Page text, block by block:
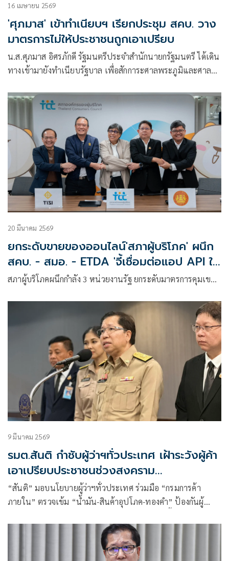
16 เมษายน 2569
'ศุภมาส' เข้าทำเนียบฯ เรียกประชุม สคบ. วาง
มาตรการไม่ให้ประชาชนถูกเอาเปรียบ
น.ส.ศุภมาส อิศรภักดี รัฐมนตรีประจำสำนักนายกรัฐมนตรี ได้เดิน
ทางเข้ามายังทำเนียบรัฐบาล เพื่อสักการะศาลพระภูมิและศาลตา
มงคล หลังเข้ารับตำแหน่งอย่างเป็นทางการอีกครั้งหนึ่ง
20 มีนาคม 2569
ยกระดับขายของออนไลน์'สภาผู้บริโภค' ผนึก
สคบ. - สมอ. - ETDA 'จี้เชื่อมต่อแอป API ใน
6 เดือนผิดกฎปรับ 5แสนคุกครึ่งปี
สภาผู้บริโภคผนึกกำลัง 3 หน่วยงานรัฐ ยกระดับมาตรการคุมเข…
9 มีนาคม 2569
รมต.สันติ กำชับผู้ว่าฯทั่วประเทศ เฝ้าระวังผู้ค้า
เอาเปรียบประชาชนช่วงสงคราม
ตะวันออกกลาง
“สันติ” มอบนโยบายผู้ว่าฯทั่วประเทศ ร่วมมือ “กรมการค้า
ภายใน” ตรวจเข้ม “น้ำมัน-สินค้าอุปโภค-ทองคำ” ป้องกันผู้
เอาเปรียบผู้บริโภค พร้อมสั่งเพิ่มคู่สายด่วนรับเรื่องร้องเรียน